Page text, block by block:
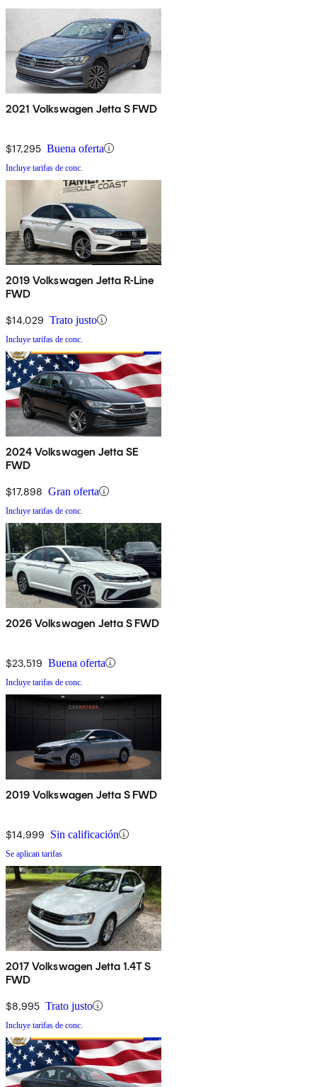
2021 Volkswagen Jetta S FWD
$17,295 Buena oferta
Incluye tarifas de conc.
2019 Volkswagen Jetta R-Line
FWD
$14,029 Trato justo
Incluye tarifas de conc.
2024 Volkswagen Jetta SE
FWD
$17,898 Gran oferta
Incluye tarifas de conc.
2026 Volkswagen Jetta S FWD
$23,519 Buena oferta
Incluye tarifas de conc.
2019 Volkswagen Jetta S FWD
$14,999 Sin calificación
Se aplican tarifas
2017 Volkswagen Jetta 1.4T S
FWD
$8,995 Trato justo
Incluye tarifas de conc.